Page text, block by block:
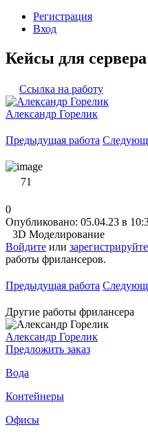
Регистрация
Вход
Кейсы для
Ссылка на работу
Александр Горелик
Предыдущая работа
71
0
Опубликовано: 05.04.23 в
3D Моделирование
Войдите или
работы фрилансеров.
Предыдущая работа
Другие работы фрилансера
Александр Горелик
Предложить заказ
Вода
Контейнеры
Офисы